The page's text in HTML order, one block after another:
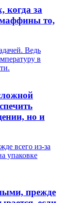
когда за
то,
Ведь
в
но и
всего из-за
упаковке
прежде